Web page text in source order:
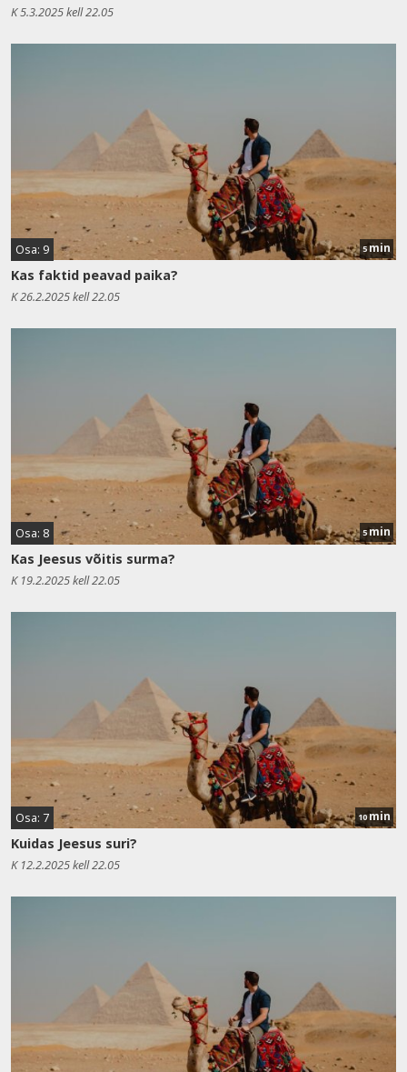
K 5.3.2025 kell 22.05
Osa: 9 5min
Kas faktid peavad paika?
K 26.2.2025 kell 22.05
Osa: 8 5min
Kas Jeesus võitis surma?
K 19.2.2025 kell 22.05
Osa: 7 10min
Kuidas Jeesus suri?
K 12.2.2025 kell 22.05